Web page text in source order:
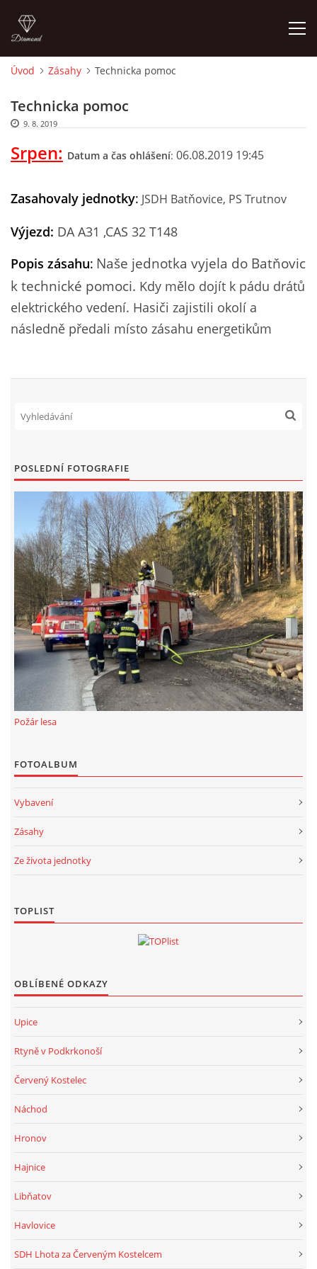
HISTORIE
ZÁSAHY
CVIČENÍ
© 2026 eStránky.cz
Úvod Zásahy Technicka pomoc
Technicka pomoc
9. 8. 2019
Srpen: Datum a čas ohlášení: 06.08.2019 19:45
Zasahovaly jednotky: JSDH Batňovice, PS Trutnov
Výjezd: DA A31 ,CAS 32 T148
Popis zásahu: Naše jednotka vyjela do Batňovic
k technické pomoci. Kdy mělo dojít k pádu drátů
elektrického vedení. Hasiči zajistili okolí a
následně předali místo zásahu energetikům
POSLEDNÍ FOTOGRAFIE
Požár lesa
FOTOALBUM
Vybavení
Zásahy
Ze života jednotky
TOPLIST
OBLÍBENÉ ODKAZY
Upice
Rtyně v Podkrkonoší
Červený Kostelec
Náchod
Hronov
Hajnice
Libňatov
Havlovice
SDH Lhota za Červeným Kostelcem